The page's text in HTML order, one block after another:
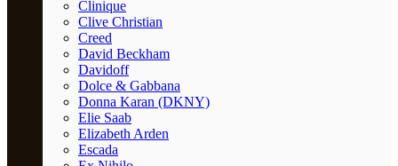
Clinique
Clive Christian
Creed
David Beckham
Davidoff
Dolce & Gabbana
Donna Karan (DKNY)
Elie Saab
Elizabeth Arden
Escada